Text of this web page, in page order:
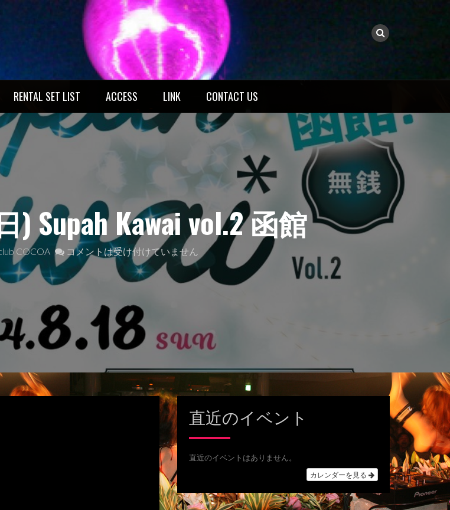
RENTAL SET LIST ACCESS LINK CONTACT US
) Supah Kawai vol.2 函館
COCOA コメントは受け付けていません
直近のイベント
直近のイベントはありません。
カレンダーを見る